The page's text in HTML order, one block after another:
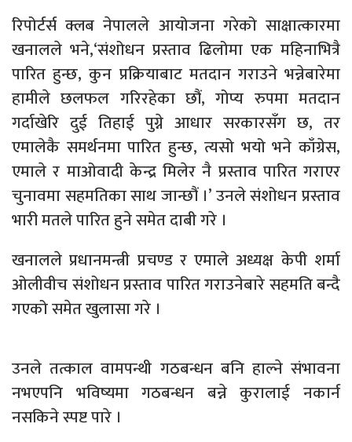
रिपोर्टर्स क्लब नेपालले आयोजना गरेको साक्षात्कारमा
खनालले भने,‘संशोधन प्रस्ताव ढिलोमा एक महिनाभित्रै
पारित हुन्छ, कुन प्रक्रियाबाट मतदान गराउने भन्नेबारेमा
हामीले छलफल गरिरहेका छौं, गोप्य रुपमा मतदान
गर्दाखेरि दुई तिहाई पुग्ने आधार सरकारसँग छ, तर
एमालेकै समर्थनमा पारित हुन्छ, त्यसो भयो भने काँग्रेस,
एमाले र माओवादी केन्द्र मिलेर नै प्रस्ताव पारित गराएर
चुनावमा सहमतिका साथ जान्छौं ।’ उनले संशोधन प्रस्ताव
भारी मतले पारित हुने समेत दाबी गरे ।
खनालले प्रधानमन्त्री प्रचण्ड र एमाले अध्यक्ष केपी शर्मा
ओलीवीच संशोधन प्रस्ताव पारित गराउनेबारे सहमति बन्दै
गएको समेत खुलासा गरे ।
उनले तत्काल वामपन्थी गठबन्धन बनि हाल्ने संभावना
नभएपनि भविष्यमा गठबन्धन बन्ने कुरालाई नकार्न
नसकिने स्पष्ट पारे ।